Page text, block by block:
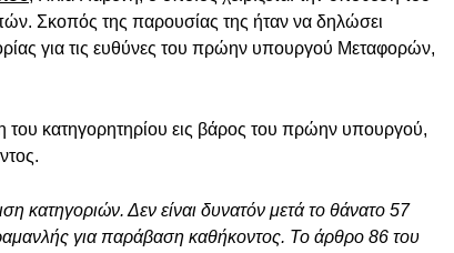
Σκοπός της παρουσίας της ήταν να δηλώσει
για τις ευθύνες του πρώην υπουργού Μεταφορών,
του κατηγορητηρίου εις βάρος του πρώην υπουργού,
κατηγοριών. Δεν είναι δυνατόν μετά το θάνατο 57
για παράβαση καθήκοντος. Το άρθρο 86 του